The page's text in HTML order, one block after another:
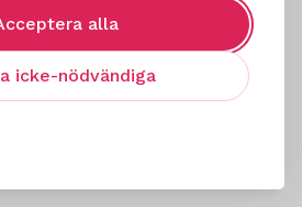
alla
icke-nödvändiga